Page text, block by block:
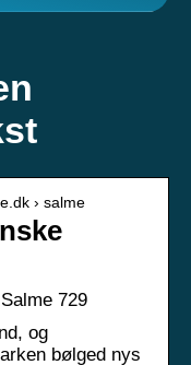
› salme
729
og
bølged nys